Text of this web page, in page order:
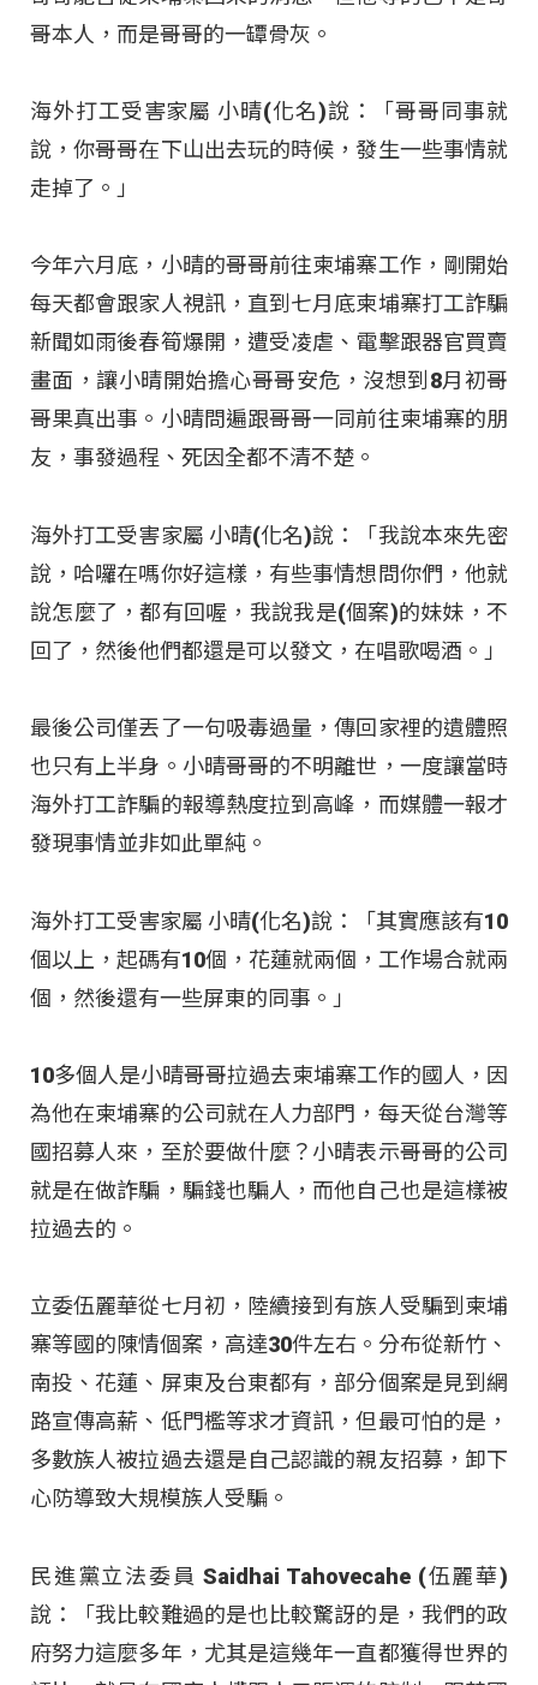
哥本人，而是哥哥的一罈骨灰。
海外打工受害家屬 小晴(化名)說：「哥哥同事就
說，你哥哥在下山出去玩的時候，發生一些事情就
走掉了。」
今年六月底，小晴的哥哥前往柬埔寨工作，剛開始
每天都會跟家人視訊，直到七月底柬埔寨打工詐騙
新聞如雨後春筍爆開，遭受凌虐、電擊跟器官買賣
畫面，讓小晴開始擔心哥哥安危，沒想到8月初哥
哥果真出事。小晴問遍跟哥哥一同前往柬埔寨的朋
友，事發過程、死因全都不清不楚。
海外打工受害家屬 小晴(化名)說：「我說本來先密
說，哈囉在嗎你好這樣，有些事情想問你們，他就
說怎麼了，都有回喔，我說我是(個案)的妹妹，不
回了，然後他們都還是可以發文，在唱歌喝酒。」
最後公司僅丟了一句吸毒過量，傳回家裡的遺體照
也只有上半身。小晴哥哥的不明離世，一度讓當時
海外打工詐騙的報導熱度拉到高峰，而媒體一報才
發現事情並非如此單純。
海外打工受害家屬 小晴(化名)說：「其實應該有10
個以上，起碼有10個，花蓮就兩個，工作場合就兩
個，然後還有一些屏東的同事。」
10多個人是小晴哥哥拉過去柬埔寨工作的國人，因
為他在柬埔寨的公司就在人力部門，每天從台灣等
國招募人來，至於要做什麼？小晴表示哥哥的公司
就是在做詐騙，騙錢也騙人，而他自己也是這樣被
拉過去的。
立委伍麗華從七月初，陸續接到有族人受騙到柬埔
寨等國的陳情個案，高達30件左右。分布從新竹、
南投、花蓮、屏東及台東都有，部分個案是見到網
路宣傳高薪、低門檻等求才資訊，但最可怕的是，
多數族人被拉過去還是自己認識的親友招募，卸下
心防導致大規模族人受騙。
民進黨立法委員 Saidhai Tahovecahe (伍麗華)
說：「我比較難過的是也比較驚訝的是，我們的政
府努力這麼多年，尤其是這幾年一直都獲得世界的